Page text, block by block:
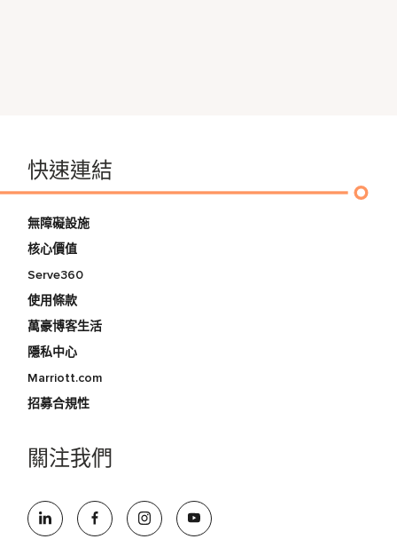
快速連結
無障礙設施
核心價值
Serve360
使用條款
萬豪博客生活
隱私中心
Marriott.com
招募合規性
關注我們